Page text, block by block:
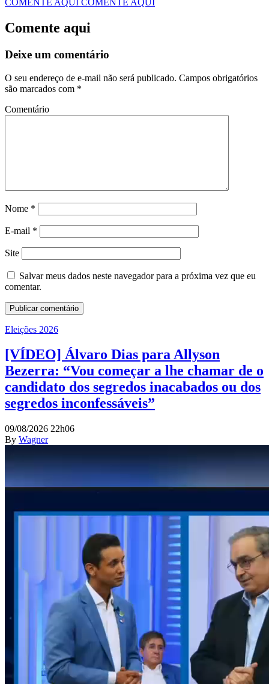
COMENTE AQUI COMENTE AQUI
Comente aqui
Deixe um comentário
O seu endereço de e-mail não será publicado. Campos obrigatórios
são marcados com *
Comentário
Nome *
E-mail *
Site
Salvar meus dados neste navegador para a próxima vez que eu
comentar.
Eleições 2026
[VÍDEO] Álvaro Dias para Allyson
Bezerra: “Vou começar a lhe chamar de o
candidato dos segredos inacabados ou dos
segredos inconfessáveis”
09/08/2026 22h06
By Wagner